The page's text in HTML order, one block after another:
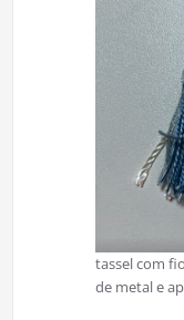
tassel com
de metal e